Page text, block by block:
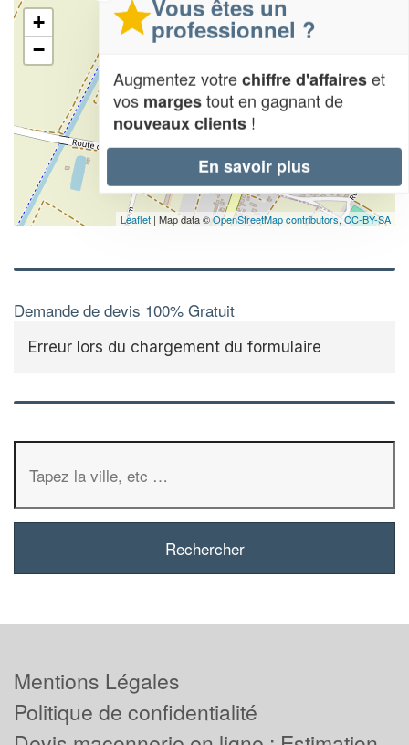
+
−
Leaflet | Map data ©OpenStreetMap contributors,CC-BY-SA
Demande de devis 100% Gratuit
Erreur lors du chargement du formulaire
Vous êtes un
professionnel ?
Augmentez votrechiffre d'affaireset
vos margestout en gagnant de
nouveaux clients !
En savoir plus
Mentions Légales
Politique de confidentialité